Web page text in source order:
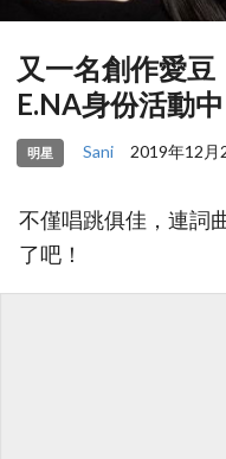
又一名創作愛
E.NA身份活動中
明星 Sani 2019年12月
不僅唱跳俱佳，連詞
了吧！